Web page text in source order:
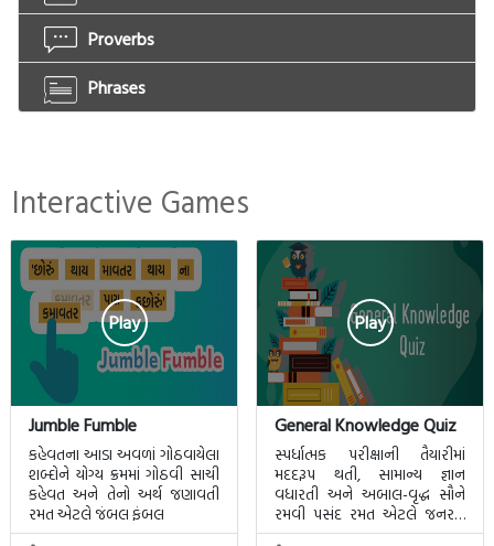
Proverbs
Phrases
Interactive Games
Play
Jumble Fumble
કહેવતના આડા અવળાં ગોઠવાયેલા
શબ્દોને યોગ્ય ક્રમમાં ગોઠવી સાચી
કહેવત અને તેનો અર્થ જણાવતી
રમત એટલે જંબલ ફંબલ
Play
General Knowledge Quiz
સ્પર્ધાત્મક પરીક્ષાની તૈયારીમાં
મદદરૂપ થતી, સામાન્ય જ્ઞાન
વધારતી અને અબાલ-વૃદ્ધ સૌને
રમવી પસંદ રમત એટલે જનરલ
નોલેજ ક્વિઝ.